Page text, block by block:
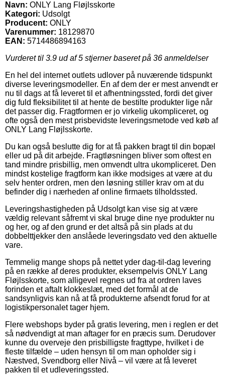
Navn: ONLY Lang Fløjlsskorte
Kategori: Udsolgt
Producent: ONLY
Varenummer: 18129870
EAN: 5714486894163
Vurderet til 3.9 ud af 5 stjerner baseret på 36 anmeldelser
En hel del internet outlets udlover på nuværende tidspunkt
diverse leveringsmodeller. En af dem der er mest anvendt er
nu til dags at få leveret til et afhentningssted, fordi det giver
dig fuld fleksibilitet til at hente de bestilte produkter lige når
det passer dig. Fragtformen er jo virkelig ukompliceret, og
ofte også den mest prisbevidste leveringsmetode ved køb af
ONLY Lang Fløjlsskorte.
Du kan også beslutte dig for at få pakken bragt til din bopæl
eller ud på dit arbejde. Fragtløsningen bliver som oftest en
tand mindre prisbillig, men omvendt ultra ukompliceret. Den
mindst kostelige fragtform kan ikke modsiges at være at du
selv henter ordren, men den løsning stiller krav om at du
befinder dig i nærheden af online firmaets tilholdssted.
Leveringshastigheden på Udsolgt kan vise sig at være
vældig relevant såfremt vi skal bruge dine nye produkter nu
og her, og af den grund er det altså på sin plads at du
dobbelttjekker den anslåede leveringsdato ved den aktuelle
vare.
Temmelig mange shops på nettet yder dag-til-dag levering
på en række af deres produkter, eksempelvis ONLY Lang
Fløjlsskorte, som alligevel regnes ud fra at ordren laves
forinden et aftalt klokkeslæt, med det formål at de
sandsynligvis kan nå at få produkterne afsendt forud for at
logistikpersonalet tager hjem.
Flere webshops byder på gratis levering, men i reglen er det
så nødvendigt at man aftager for en præcis sum. Derudover
kunne du overveje den prisbilligste fragttype, hvilket i de
fleste tilfælde – uden hensyn til om man opholder sig i
Næstved, Svendborg eller Nivå – vil være at få leveret
pakken til et udleveringssted.